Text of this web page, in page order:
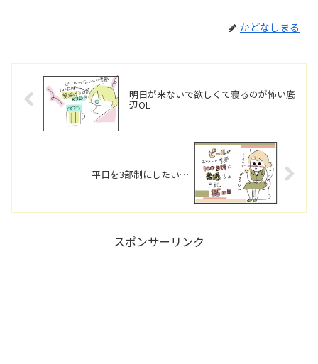
かどなしまる
明日が来ないで欲しくて寝るのが怖い底
辺OL
平日を3部制にしたい…
スポンサーリンク